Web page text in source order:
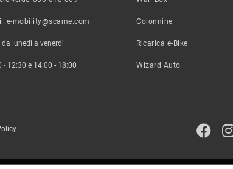
e-mobility@scame.com
lunedì a venerdì
- 12:30 e 14:00 - 18:00
Colonnine
Ricarica e-Bike
Wizard Auto